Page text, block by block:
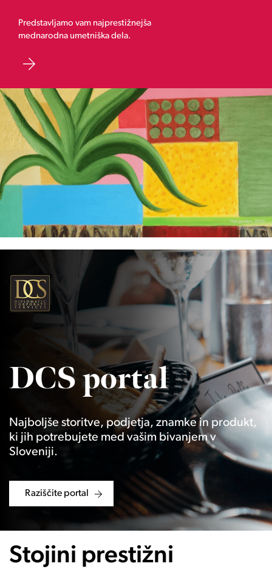
Predstavljamo vam najprestižnejša
mednarodna umetniška dela.
DCS portal
Najboljše storitve, podjetja, znamke in produkt,
ki jih potrebujete med vašim bivanjem v
Sloveniji.
Raziščite portal
Stojini prestižni